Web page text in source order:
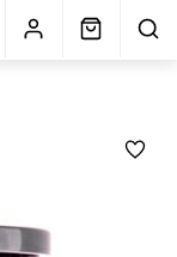
gratis Blog